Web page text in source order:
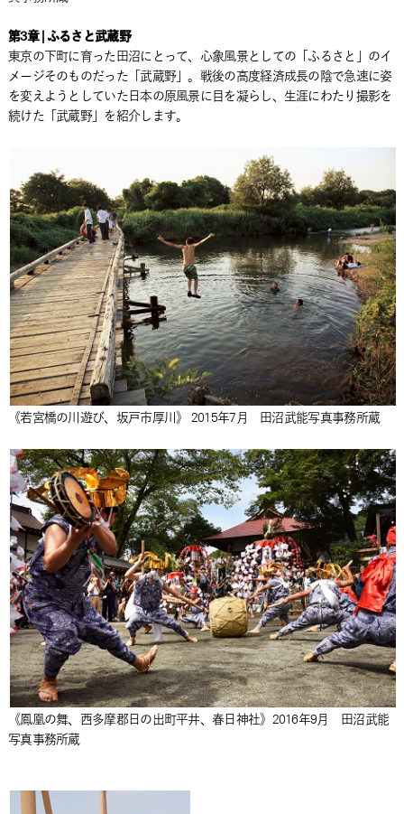
第3章 | ふるさと武蔵野
東京の下町に育った田沼にとって、心象風景としての「ふるさと」のイ
メージそのものだった「武蔵野」。戦後の高度経済成長の陰で急速に姿
を変えようとしていた日本の原風景に目を凝らし、生涯にわたり撮影を
続けた「武蔵野」を紹介します。
《若宮橋の川遊び、坂戸市厚川》 2015年7月 田沼武能写真事務所蔵
《鳳凰の舞、西多摩郡日の出町平井、春日神社》2016年9月 田沼武能
写真事務所蔵